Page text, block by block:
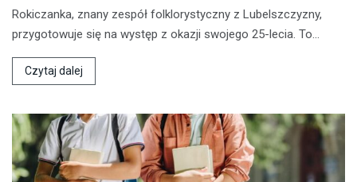
Rokiczanka, znany zespół folklorystyczny z Lubelszczyzny,
przygotowuje się na występ z okazji swojego 25-lecia. To…
Czytaj dalej